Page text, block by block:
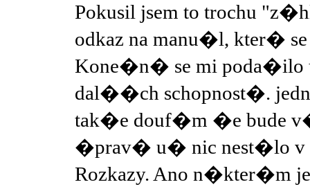
Pokusil jsem to trochu
odkaz na manu�l,
Kone�n� se mi poda�ilo
dal��ch schopnost�.
tak�e douf�m �e bude
�prav� u� nic nest�lo
Rozkazy. Ano n�kter�m